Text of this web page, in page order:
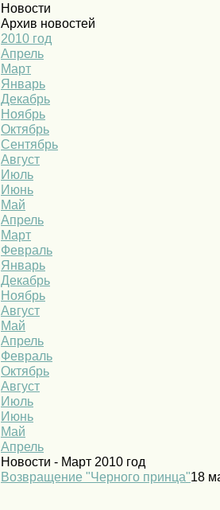
Новости
Архив новостей
2010 год
Апрель
Март
Январь
Декабрь
Ноябрь
Октябрь
Сентябрь
Август
Июль
Июнь
Май
Апрель
Март
Февраль
Январь
Декабрь
Ноябрь
Август
Май
Апрель
Февраль
Октябрь
Август
Июль
Июнь
Май
Апрель
Новости - Март 2010 год
Возвращение "Черного принца"18